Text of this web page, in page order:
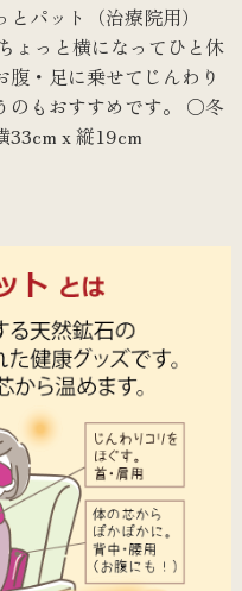
パット（治療院用）
ょっと横になってひと休
・足に乗せてじんわり
のもおすすめです。 ○冬
33cm x 縦19cm